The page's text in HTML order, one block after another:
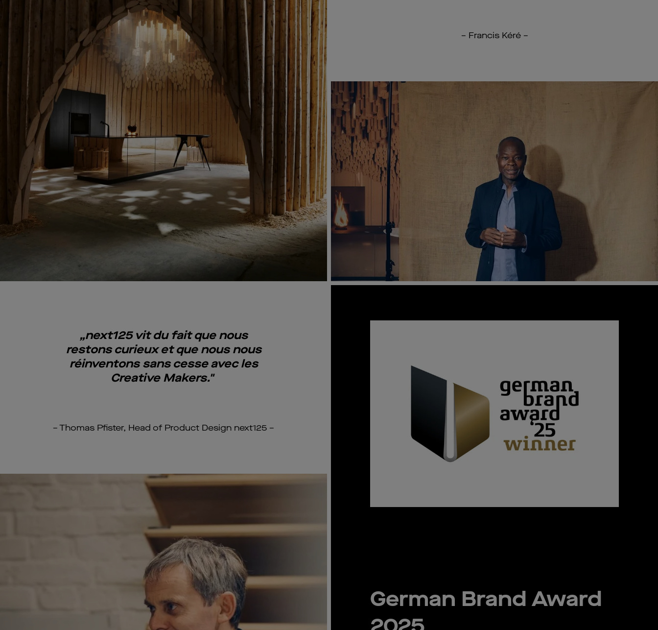
– Francis Kéré –
„next125 vit du fait que nous
restons curieux et que nous nous
réinventons sans cesse avec les
Creative Makers."
– Thomas Pfister, Head of Product Design next125 –
German Brand Award